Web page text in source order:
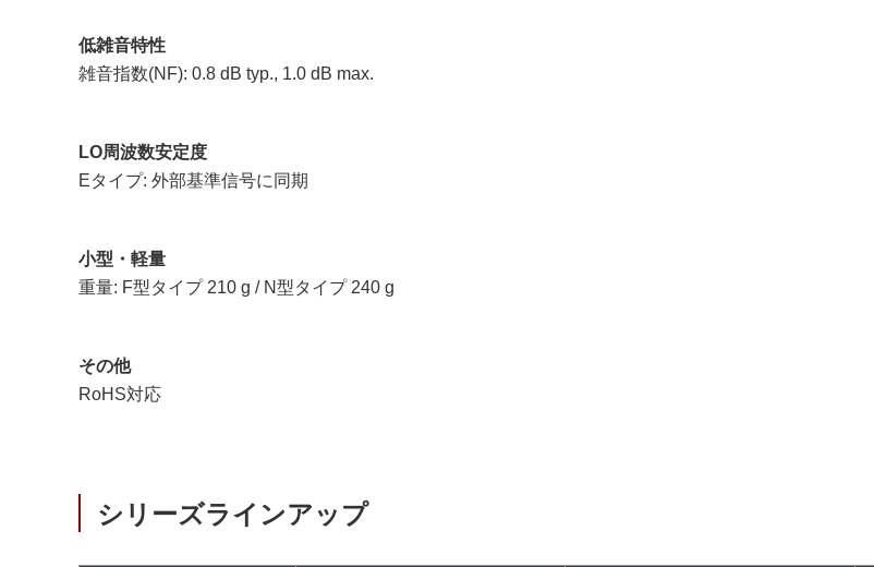
低雑音特性
雑音指数(NF): 0.8 dB typ., 1.0 dB max.
LO周波数安定度
Eタイプ: 外部基準信号に同期
小型・軽量
重量: F型タイプ 210 g / N型タイプ 240 g
その他
RoHS対応
シリーズラインアップ